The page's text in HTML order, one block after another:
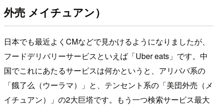
外売 メイチュアン）
日本でも最近よくCMなどで見かけるようになりましたが、
フードデリバリーサービスといえば「Uber eats」です。中
国でこれにあたるサービスは何かというと、アリババ系の
「餓了么（ウーラマ）」と、テンセント系の「美団外売（メ
イチュアン）」の2大巨塔です。もう一つ検索サービス最大